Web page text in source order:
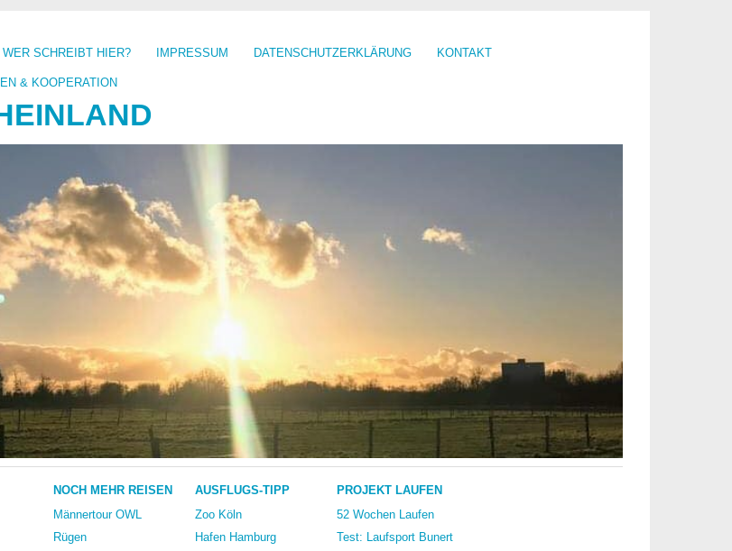
WER SCHREIBT HIER? IMPRESSUM DATENSCHUTZERKLÄRUNG KONTAKT
& KOOPERATION
NOCH MEHR REISEN
Männertour OWL
Rügen
AUSFLUGS-TIPP
Zoo Köln
Hafen Hamburg
PROJEKT LAUFEN
52 Wochen Laufen
Test: Laufsport Bunert